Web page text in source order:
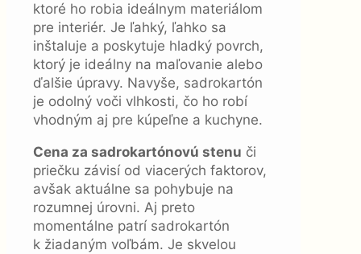
ktoré ho robia ideálnym materiálom
pre interiér. Je ľahký, ľahko sa
inštaluje a poskytuje hladký povrch,
ktorý je ideálny na maľovanie alebo
ďalšie úpravy. Navyše, sadrokartón
je odolný voči vlhkosti, čo ho robí
vhodným aj pre kúpeľne a kuchyne.
Cena za sadrokartónovú stenu či
priečku závisí od viacerých faktorov,
avšak aktuálne sa pohybuje na
rozumnej úrovni. Aj preto
momentálne patrí sadrokartón
k žiadaným voľbám. Je skvelou